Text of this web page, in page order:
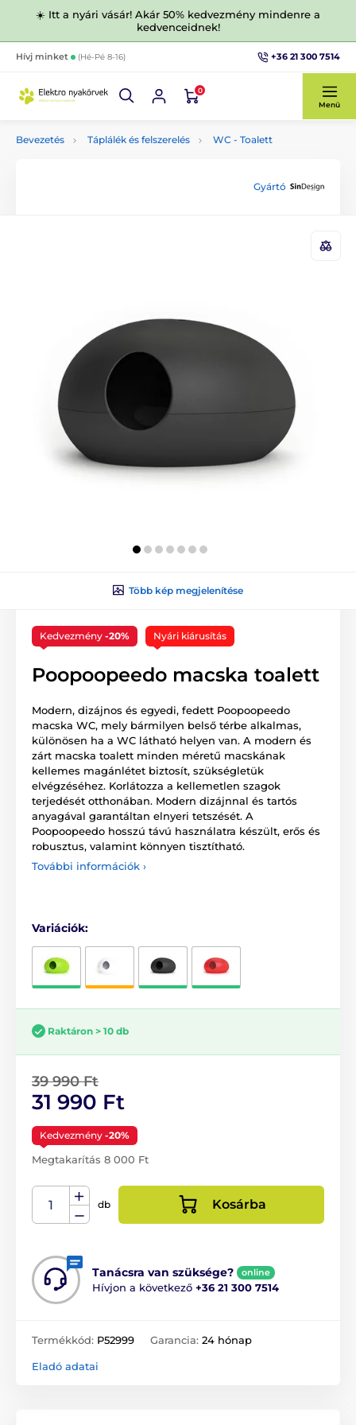
☀️ Itt a nyári vásár! Akár 50% kedvezmény mindenre a
kedvenceidnek!
Hívj minket (Hé-Pé 8-16) +36 21 300 7514
0
Menü
Bevezetés Táplálék és felszerelés WC - Toalett
Gyártó
Több kép megjelenítése
Kedvezmény -20% Nyári kiárusítás
Poopoopeedo macska toalett
Modern, dizájnos és egyedi, fedett Poopoopeedo
macska WC, mely bármilyen belső térbe alkalmas,
különösen ha a WC látható helyen van. A modern és
zárt macska toalett minden méretű macskának
kellemes magánlétet biztosít, szükségletük
elvégzéséhez. Korlátozza a kellemetlen szagok
terjedését otthonában. Modern dizájnnal és tartós
anyagával garantáltan elnyeri tetszését. A
Poopoopeedo hosszú távú használatra készült, erős és
robusztus, valamint könnyen tisztítható.
További információk ›
Variációk:
Raktáron > 10 db
39 990 Ft
31 990 Ft
Kedvezmény -20%
Megtakarítás 8 000 Ft
db Kosárba
Tanácsra van szüksége? online
Hívjon a következő +36 21 300 7514
Termékkód: P52999 Garancia: 24 hónap
Eladó adatai